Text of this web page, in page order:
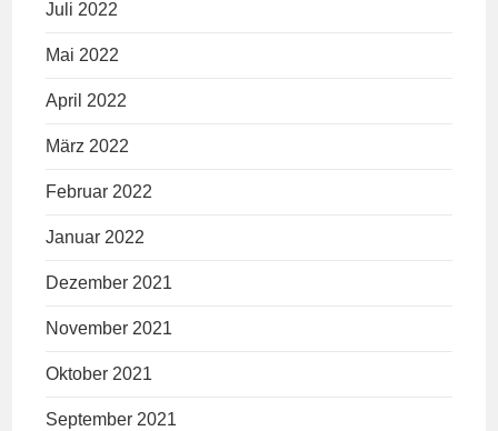
Juli 2022
Mai 2022
April 2022
März 2022
Februar 2022
Januar 2022
Dezember 2021
November 2021
Oktober 2021
September 2021